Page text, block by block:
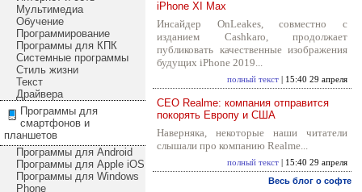
Мультимедиа
Обучение
Программирование
Программы для КПК
Системные программы
Стиль жизни
Текст
Драйвера
Программы для
смартфонов и
планшетов
Программы для Android
Программы для Apple iOS
Программы для Windows
Phone
iPhone XI Max
Инсайдер OnLeakes, совместно с
изданием Cashkaro, продолжает
публиковать качественные изображения
будущих iPhone 2019...
полный текст | 15:40 29 апреля
CEO Realme: компания отправится
покорять Европу и США
Наверняка, некоторые наши читатели
слышали про компанию Realme...
полный текст | 15:40 29 апреля
Весь блог о софте